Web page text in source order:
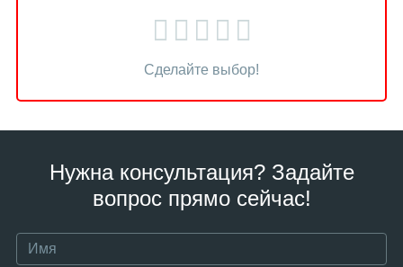
Сделайте выбор!
Нужна консультация? Задайте
вопрос прямо сейчас!